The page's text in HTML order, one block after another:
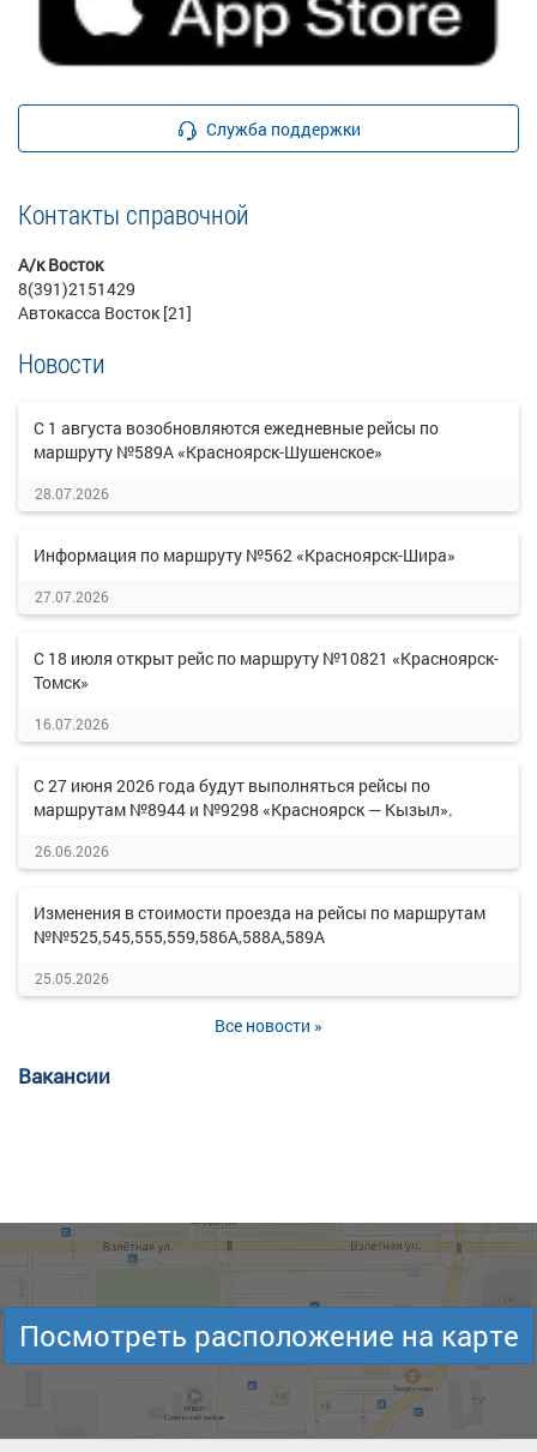
Служба поддержки
Контакты справочной
А/к Восток
8(391)2151429
Автокасса Восток [21]
Новости
С 1 августа возобновляются ежедневные рейсы по
маршруту №589А «Красноярск-Шушенское»
28.07.2026
Информация по маршруту №562 «Красноярск-Шира»
27.07.2026
С 18 июля открыт рейс по маршруту №10821 «Красноярск-
Томск»
16.07.2026
С 27 июня 2026 года будут выполняться рейсы по
маршрутам №8944 и №9298 «Красноярск — Кызыл».
26.06.2026
Изменения в стоимости проезда на рейсы по маршрутам
№№525,545,555,559,586А,588А,589А
25.05.2026
Все новости »
Вакансии
Посмотреть расположение на карте